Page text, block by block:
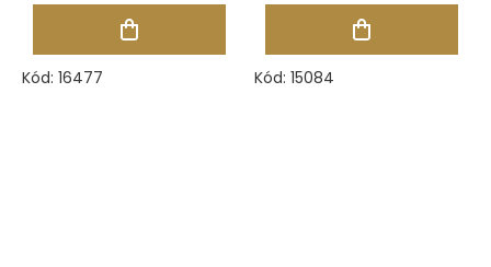
Kód: 16477 Kód: 15084